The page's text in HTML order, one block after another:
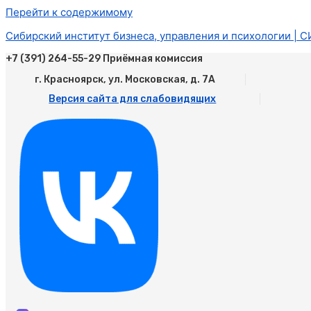
Перейти к содержимому
Сибирский институт бизнеса, управления и психологии |
+7 (391) 264-55-29 Приёмная комиссия
г. Красноярск, ул. Московская, д. 7А
Версия сайта для слабовидящих